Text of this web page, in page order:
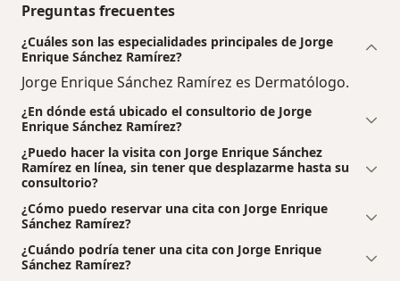
Preguntas frecuentes
¿Cuáles son las especialidades principales de Jorge
Enrique Sánchez Ramírez?
Jorge Enrique Sánchez Ramírez es Dermatólogo.
¿En dónde está ubicado el consultorio de Jorge
Enrique Sánchez Ramírez?
¿Puedo hacer la visita con Jorge Enrique Sánchez
Ramírez en línea, sin tener que desplazarme hasta su
consultorio?
¿Cómo puedo reservar una cita con Jorge Enrique
Sánchez Ramírez?
¿Cuándo podría tener una cita con Jorge Enrique
Sánchez Ramírez?